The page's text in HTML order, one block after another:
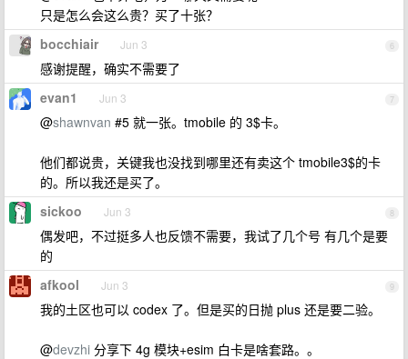
只是怎么会这么贵？买了十张？
6
bocchiair Jun 3
感谢提醒，确实不需要了
7
evan1 Jun 3
@shawnvan #5 就一张。tmobile 的 3$卡。
他们都说贵，关键我也没找到哪里还有卖这个 tmobile3$的卡
的。所以我还是买了。
8
sickoo Jun 3
偶发吧，不过挺多人也反馈不需要，我试了几个号 有几个是要
的
9
afkool Jun 3
我的土区也可以 codex 了。但是买的日抛 plus 还是要二验。
@devzhi 分享下 4g 模块+esim 白卡是啥套路。。